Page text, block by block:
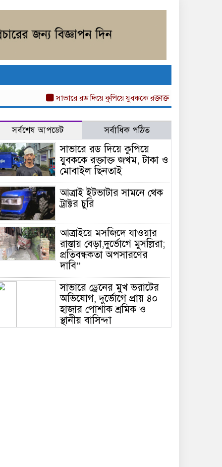
সাভারে রড দিয়ে কুপিয়ে যুবককে রক্তাক্ত জখম, টাকা ও মোবাইল
সর্বশেষ আপডেট সর্বাধিক পঠিত
সাভারে রড দিয়ে কুপিয়ে
যুবককে রক্তাক্ত জখম, টাকা ও
মোবাইল ছিনতাই
আত্রাই ইটভাটার সামনে থেক
ট্রাক্টর চুরি
আত্রাইয়ে মসজিদে যাওয়ার
রাস্তায় বেড়া,দুর্ভোগে মুসল্লিরা;
প্রতিবন্ধকতা অপসারণের
দাবি”
সাভারে ড্রেনের মুখ ভরাটের
অভিযোগ, দুর্ভোগে প্রায় ৪০
হাজার পোশাক শ্রমিক ও
স্থানীয় বাসিন্দা